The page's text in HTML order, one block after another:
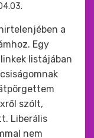
a
Egy
listájában
szólt,
Liberális
nem